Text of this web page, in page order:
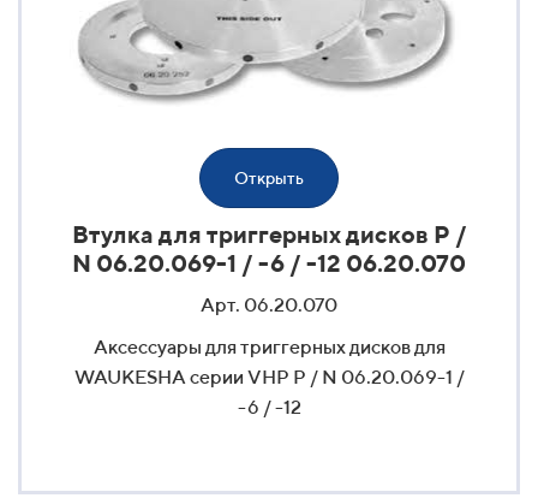
Открыть
Втулка для триггерных дисков P /
N 06.20.069-1 / -6 / -12 06.20.070
Арт. 06.20.070
Аксессуары для триггерных дисков для
WAUKESHA серии VHP P / N 06.20.069-1 /
-6 / -12